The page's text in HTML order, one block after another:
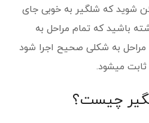
شوید که شلگیر به خوبی جای
باشید که تمام مراحل به
به شکلی صحیح اجرا شود
ثابت می­شود.
چیست؟